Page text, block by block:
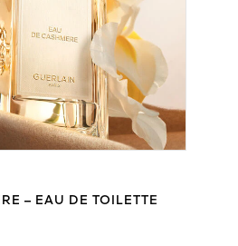
– EAU DE TOILETTE